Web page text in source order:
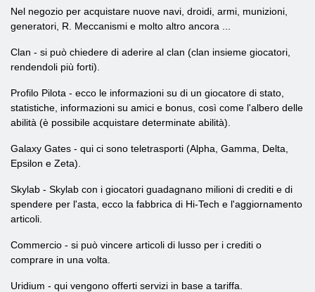
Nel negozio per acquistare nuove navi, droidi, armi, munizioni,
generatori, R. Meccanismi e molto altro ancora ...
Clan - si può chiedere di aderire al clan (clan insieme giocatori,
rendendoli più forti).
Profilo Pilota - ecco le informazioni su di un giocatore di stato,
statistiche, informazioni su amici e bonus, così come l'albero delle
abilità (è possibile acquistare determinate abilità).
Galaxy Gates - qui ci sono teletrasporti (Alpha, Gamma, Delta,
Epsilon e Zeta).
Skylab - Skylab con i giocatori guadagnano milioni di crediti e di
spendere per l'asta, ecco la fabbrica di Hi-Tech e l'aggiornamento
articoli.
Commercio - si può vincere articoli di lusso per i crediti o
comprare in una volta.
Uridium - qui vengono offerti servizi in base a tariffa.